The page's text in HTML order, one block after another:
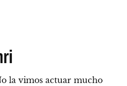
la vimos actuar mucho